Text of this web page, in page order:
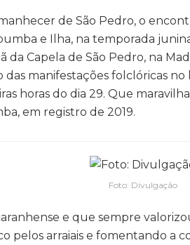
de São Pedro, o
e Ilha, na temporada
da Capela de São Pedro, na
manifestações folclóricas no
horas do dia 29. Que
em registro de 2019.
Foto: Divulgação
e que sempre
pelos arraiais e fomentando a